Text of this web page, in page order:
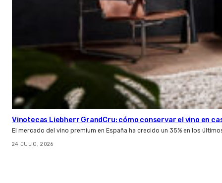
Vinotecas Liebherr GrandCru: cómo conservar el vino en
El mercado del vino premium en España ha crecido un 35% en los
24 JULIO, 2026